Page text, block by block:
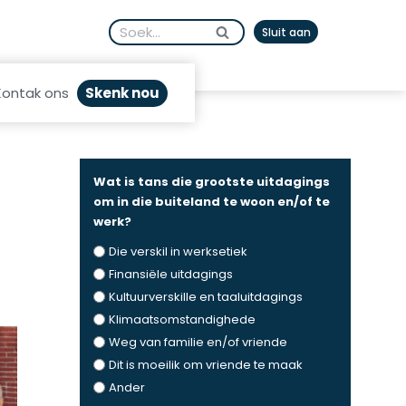
Search
for:
Sluit aan
ons Skenk nou
Wat is tans die grootste uitdagings
om in die buiteland te woon en/of te
werk?
Die verskil in werksetiek
Finansiële uitdagings
Kultuurverskille en taaluitdagings
Klimaatsomstandighede
Weg van familie en/of vriende
Dit is moeilik om vriende te maak
Ander